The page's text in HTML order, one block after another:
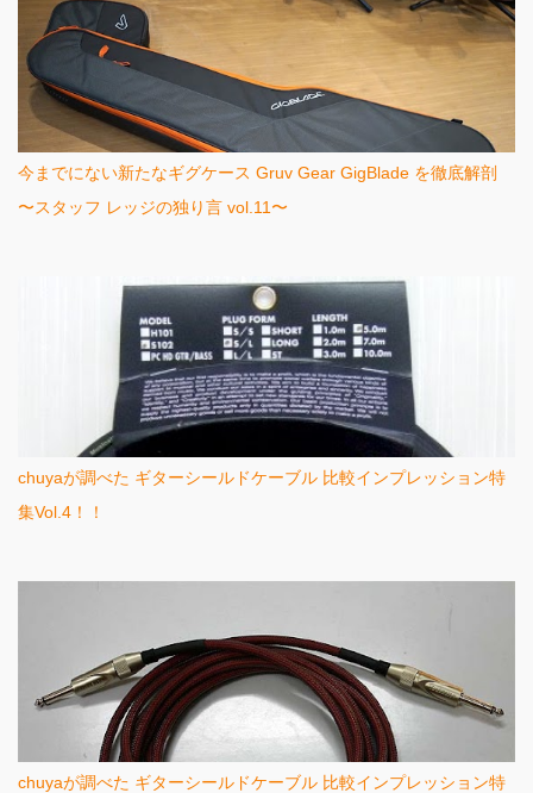
今までにない新たなギグケース Gruv Gear GigBlade を徹底解剖
〜スタッフ レッジの独り言 vol.11〜
chuyaが調べた ギターシールドケーブル 比較インプレッション特
集Vol.4！！
chuyaが調べた ギターシールドケーブル 比較インプレッション特